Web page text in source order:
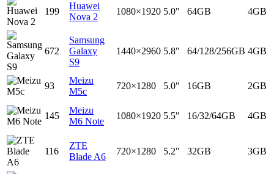
199
Huawei
Nova 2
1080×1920 5.0" 64GB 4GB
672
Samsung
Galaxy
S9
1440×2960 5.8" 64/128/256GB 4GB
93
Meizu
M5c
720×1280 5.0" 16GB 2GB
145
Meizu
M6 Note
1080×1920 5.5" 16/32/64GB 4GB
116
ZTE
Blade A6
720×1280 5.2" 32GB 3GB